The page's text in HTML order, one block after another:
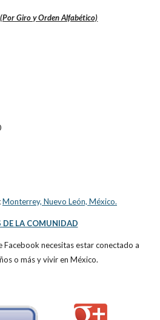
(Por Giro y Orden Alfabético)
Monterrey, Nuevo León, México.
DE LA COMUNIDAD
Facebook necesitas estar conectado a
o más y vivir en México.